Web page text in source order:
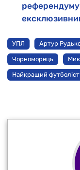
референдуму
УПЛ Артур
Чорноморець
Найкращий